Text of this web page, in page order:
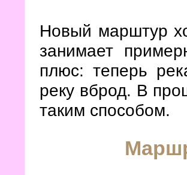
Новый марштур
занимает
плюс: теперь
реку вброд. В
таким способом.